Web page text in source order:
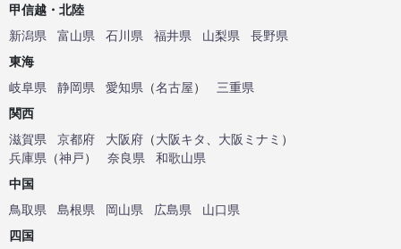
甲信越・北陸
新潟県
富山県 石川県 福井県 山梨県
長野県
東海
岐阜県
静岡県 愛知県 （名古屋）
三重県
関西
滋賀県
京都府 大阪府 （大阪キタ 大阪ミナミ ）
兵庫県 （神戸） 奈良県
和歌山県
中国
鳥取県
島根県 岡山県 広島県
山口県
四国